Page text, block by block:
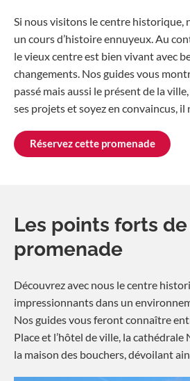
Si nous visitons le centre historique,
un cours d’histoire ennuyeux. Au
le vieux centre est bien vivant avec
changements. Nos guides vous
passé mais aussi le présent de la
ses projets et soyez en convaincus, il
Réservez cette promenade
Les points forts
promenade
Découvrez avec nous le centre
impressionnants dans un
Nos guides vous feront connaître
Place et l’hôtel de ville, la cathédrale
la maison des bouchers, dévoilant